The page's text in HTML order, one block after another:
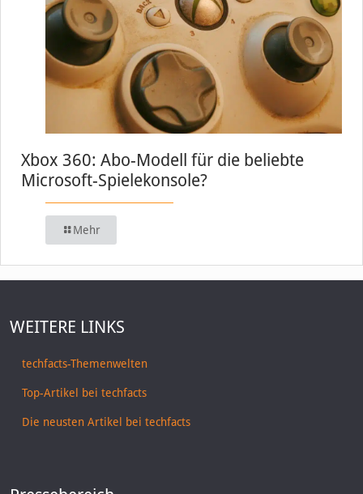
Xbox 360: Abo-Modell für die beliebte
Microsoft-Spielekonsole?
Mehr
WEITERE LINKS
techfacts-Themenwelten
Top-Artikel bei techfacts
Die neusten Artikel bei techfacts